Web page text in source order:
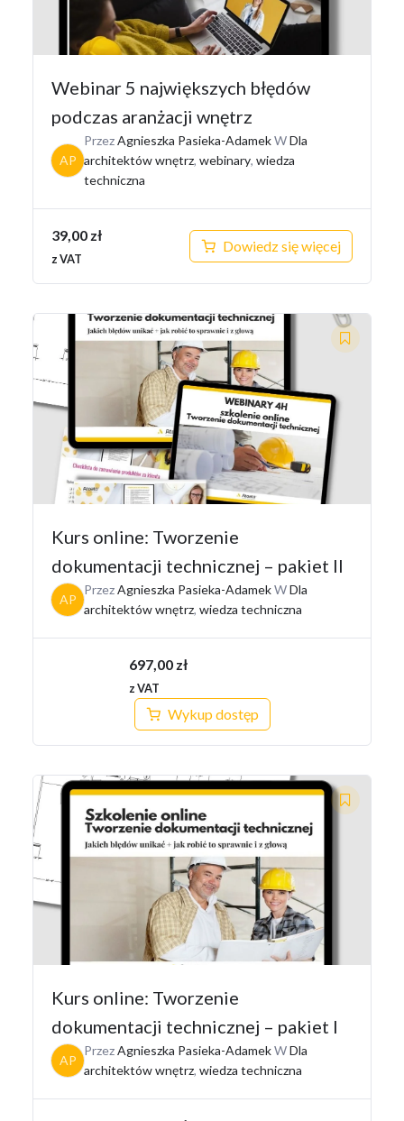
Webinar 5 największych błędów
podczas aranżacji wnętrz
AP
PrzezAgnieszka Pasieka-AdamekWDla
architektów wnętrz, webinary, wiedza
techniczna
39,00 zł
z VAT
Dowiedz się więcej
Kurs online: Tworzenie
dokumentacji technicznej – pakiet II
AP
PrzezAgnieszka Pasieka-AdamekWDla
architektów wnętrz, wiedza techniczna
697,00 zł
z VAT
Wykup dostęp
Kurs online: Tworzenie
dokumentacji technicznej – pakiet I
AP
PrzezAgnieszka Pasieka-AdamekWDla
architektów wnętrz, wiedza techniczna